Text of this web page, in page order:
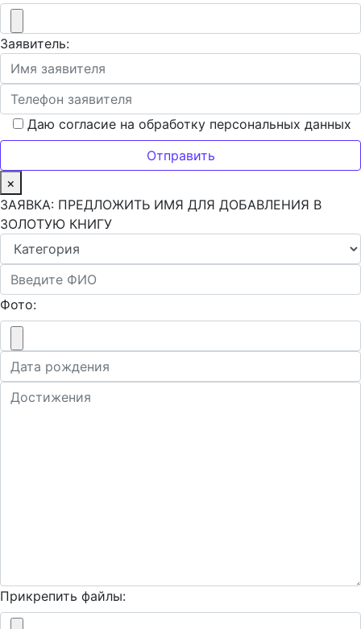
Заявитель:
Даю согласие на обработку персональных данных
×
ЗАЯВКА: ПРЕДЛОЖИТЬ ИМЯ ДЛЯ ДОБАВЛЕНИЯ В
ЗОЛОТУЮ КНИГУ
Фото:
Прикрепить файлы: